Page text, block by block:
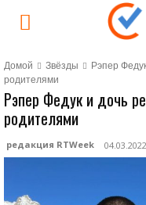
Домой Звёзды
Рэпер
родителями
Рэпер Федук и дочь
родителями
редакция RTWeek 04.03.2022